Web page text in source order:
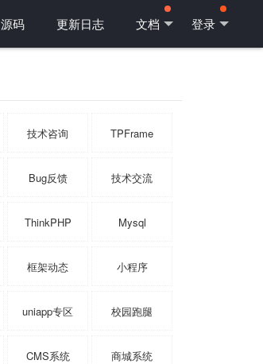
源码 更新日志 文档 登录
技术咨询 TPFrame
Bug反馈 技术交流
ThinkPHP Mysql
框架动态 小程序
uniapp专区 校园跑腿
CMS系统 商城系统